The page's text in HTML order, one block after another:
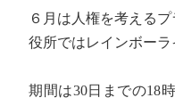
６月は人権を考える
役所ではレインボー
期間は30日までの18